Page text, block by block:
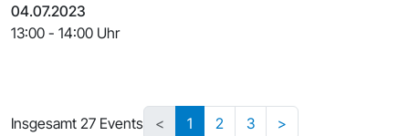
04.07.2023
13:00 - 14:00 Uhr
Insgesamt 27 Events < 1 2 3 >